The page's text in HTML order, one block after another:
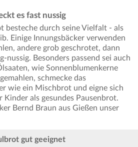
es fast nussig
besteche durch seine Vielfalt - als
Einige Innungsbäcker verwenden
andere grob geschrotet, dann
nussig. Besonders passend sei auch
wie Sonnenblumenkerne
schmecke das
wie ein Mischbrot und eigne sich
als gesundes Pausenbrot.
Bernd Braun aus Gießen unser
gut geeignet